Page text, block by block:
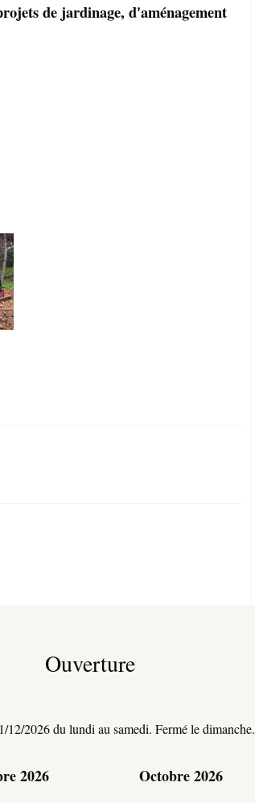
de jardinage, d'aménagement
Ouverture
12/2026 du lundi au samedi. Fermé le dimanche.
2026 Octobre 2026